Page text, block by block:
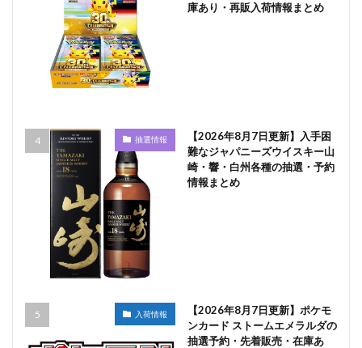
庫あり・再販入荷情報まとめ
抽選情報
【2026年8月7日更新】入手困
難なジャパニーズウイスキー山
崎・響・白州各種の抽選・予約
情報まとめ
入荷情報
【2026年8月7日更新】ポケモ
ンカード ストームエメラルダの
抽選予約・先着販売・在庫あ